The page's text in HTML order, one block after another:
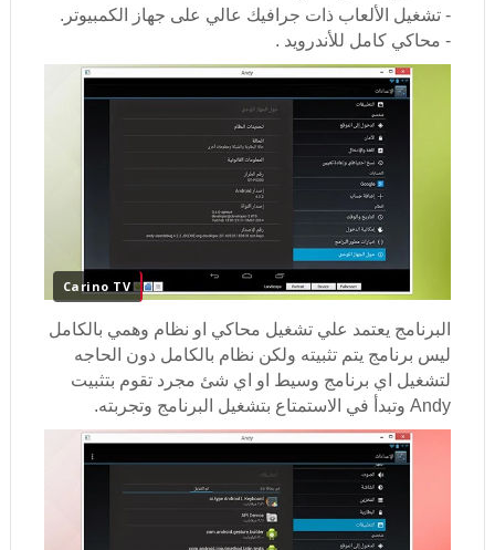
- تشغيل الألعاب ذات جرافيك عالي على جهاز الكمبيوتر.
- محاكي كامل للأندرويد .
Carino TV
البرنامج يعتمد علي تشغيل محاكي او نظام وهمي بالكامل
ليس برنامج يتم تثبيته ولكن نظام بالكامل دون الحاجه
لتشغيل اي برنامج وسيط او اي شئ مجرد تقوم بتثبيت
Andy وتبدأ في الاستمتاع بتشغيل البرنامج وتجربته.